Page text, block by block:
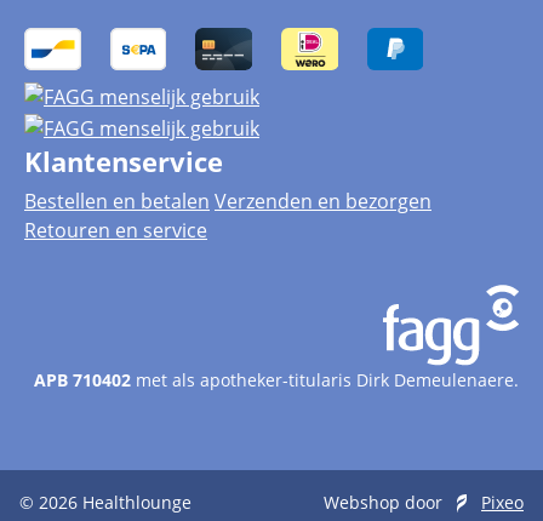
Klantenservice
Bestellen en betalen Verzenden en bezorgen
Retouren en service
APB 710402 met als apotheker-titularis Dirk Demeulenaere.
© 2026 Healthlounge Webshop door Pixeo